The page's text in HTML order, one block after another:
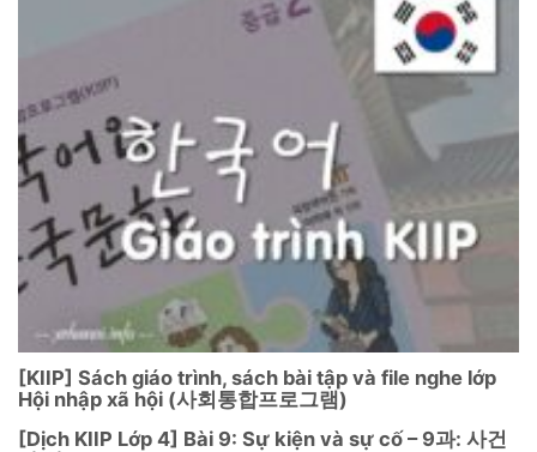
[KIIP] Sách giáo trình, sách bài tập và file nghe lớp
Hội nhập xã hội (사회통합프로그램)
[Dịch KIIP Lớp 4] Bài 9: Sự kiện và sự cố – 9과: 사건